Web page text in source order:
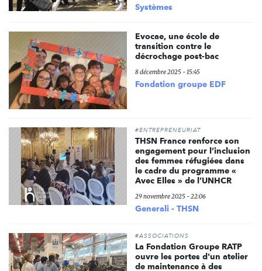
Systèmes
Evocae, une école de
transition contre le
décrochage post-bac
8 décembre 2025 - 15:45
Fondation groupe EDF
#ENTREPRENEURIAT
THSN France renforce son
engagement pour l’inclusion
des femmes réfugiées dans
le cadre du programme «
Avec Elles » de l’UNHCR
29 novembre 2025 - 22:06
Generali - THSN
#ASSOCIATIONS
La Fondation Groupe RATP
ouvre les portes d'un atelier
de maintenance à des